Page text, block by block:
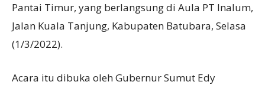
Pantai Timur, yang berlangsung di Aula PT Inalum,
Jalan Kuala Tanjung, Kabupaten Batubara, Selasa
(1/3/2022).
Acara itu dibuka oleh Gubernur Sumut Edy